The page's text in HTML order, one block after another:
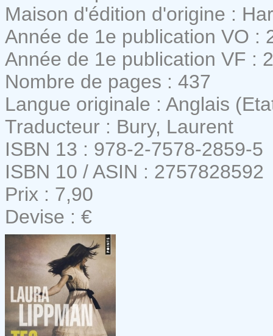
Maison d'édition d'origine :
Année de 1e publication VO :
Année de 1e publication VF :
Nombre de pages : 437
Langue originale : Anglais
Traducteur : Bury, Laurent
ISBN 13 : 978-2-7578-2859-5
ISBN 10 / ASIN : 2757828592
Prix : 7,90
Devise : €